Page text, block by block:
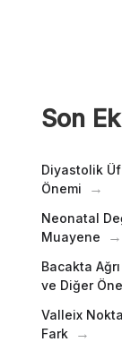
Son
Diyastolik
Önemi
Neonatal
Muayene
Bacakta
ve Diğer
Valleix
Fark